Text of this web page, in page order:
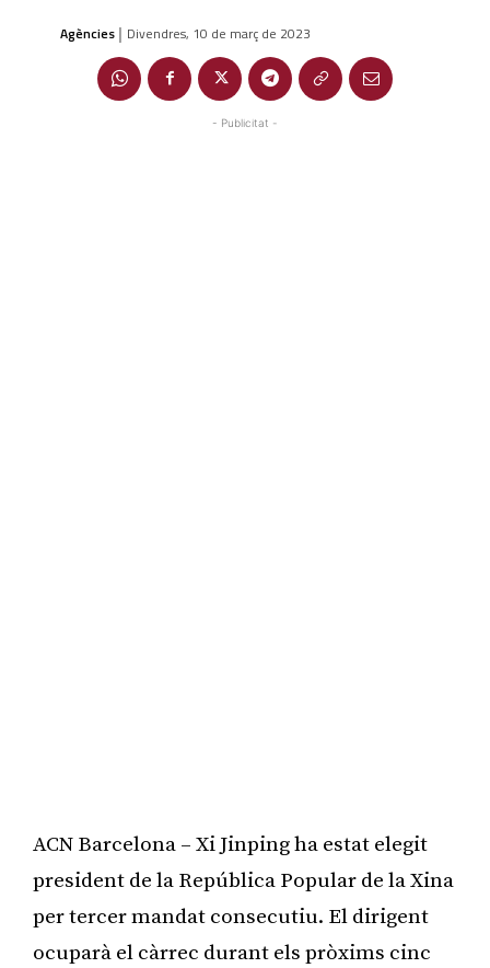
Agències | Divendres, 10 de març de 2023
- Publicitat -
ACN Barcelona – Xi Jinping ha estat elegit
president de la República Popular de la Xina
per tercer mandat consecutiu. El dirigent
ocuparà el càrrec durant els pròxims cinc